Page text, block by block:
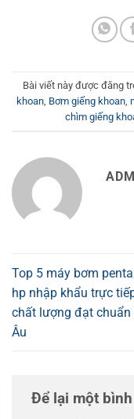
Bài viết này được đăng
khoan Bơm giếng khoan
chìm giếng
Top 5 máy bơm
hp nhập khẩu trực
chất lượng đạt chuẩn
Âu
Để lại một